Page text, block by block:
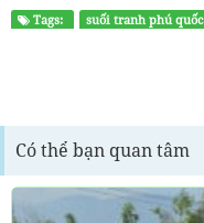
Tags: suối tranh phú quốc
Có thể bạn quan tâm